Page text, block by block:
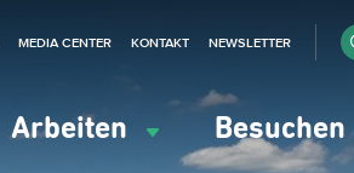
Arbeiten Besuchen
MEDIA CENTER KONTAKT NEWSLETTER